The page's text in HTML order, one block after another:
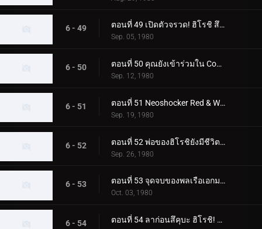
6 - 49 ตอนที่ 49 เปิดตัวจรวด! ฮิโรชิ สึคุบะไปที่สุสานอวกาศ
Sep. 05, 1980
6 - 50 ตอนที่ 50 คุณยังเข้าร่วมใน Command Boys' Squad ด้วย!
Sep. 12, 1980
6 - 51 ตอนที่ 51 Neoshocker Red & White ศึกตัดสินแห่งความตายครั้งยิ่งใหญ่
Sep. 19, 1980
6 - 52 ตอนที่ 52 พ่อของฮิโรชิยังมีชีวิตอยู่! ในฐานะมนุษย์ที่เปลี่ยนแปลงไป FX777
Sep. 26, 1980
6 - 53 ตอนที่ 53 จุดจบของพลเรือเอกมาจิน! และตัวตนที่แท้จริงของผู้นำที่ยิ่งใหญ่
Oct. 03, 1980
6 - 54 ตอนที่ 54 ลาก่อนสึคุบะ ฮิโรชิ! แปดฮีโร่ตลอดกาล....